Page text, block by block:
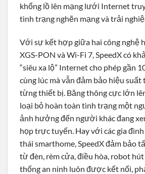
khổng lồ lên mạng lưới Internet
tình trạng nghẽn mạng và trải
Với sự kết hợp giữa hai công nghệ
XGS-PON và Wi-Fi 7, SpeedX có
“siêu xa lộ” Internet cho phép gần
cùng lúc mà vẫn đảm bảo hiệu
từng thiết bị. Băng thông cực lớn
loại bỏ hoàn toàn tình trạng một
ảnh hưởng đến người khác đang
họp trực tuyến. Hay với các gia
thái smarthome, SpeedX đảm bảo
từ đèn, rèm cửa, điều hòa, robot
thống an ninh luôn được kết nối,